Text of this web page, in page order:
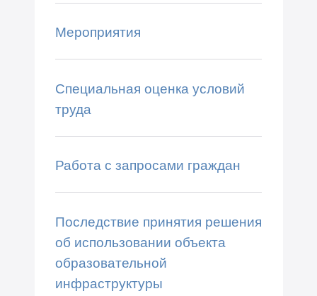
Мероприятия
Специальная оценка условий
труда
Работа с запросами граждан
Последствие принятия решения
об использовании объекта
образовательной
инфраструктуры